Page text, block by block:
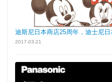
迪斯尼日本商店25周年，迪士尼
2017-03-21